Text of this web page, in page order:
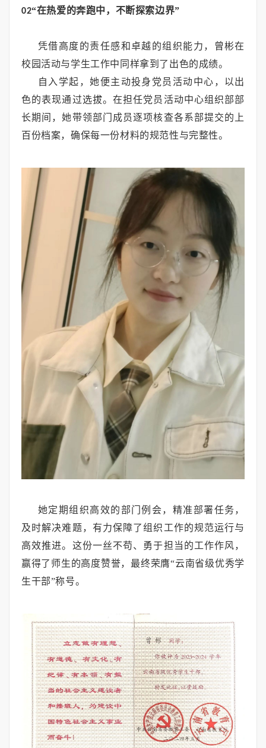
02“在热爱的奔跑中，不断探索边界”
凭借高度的责任感和卓越的组织能力，曾彬在
校园活动与学生工作中同样拿到了出色的成绩。
自入学起，她便主动投身党员活动中心，以出
色的表现通过选拔。在担任党员活动中心组织部部
长期间，她带领部门成员逐项核查各系部提交的上
百份档案，确保每一份材料的规范性与完整性。
她定期组织高效的部门例会，精准部署任务，
及时解决难题，有力保障了组织工作的规范运行与
高效推进。这份一丝不苟、勇于担当的工作作风，
赢得了师生的高度赞誉，最终荣膺“云南省级优秀学
生干部”称号。